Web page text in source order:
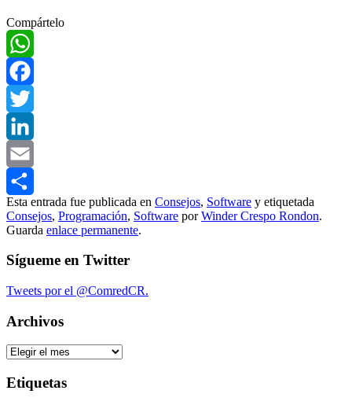
Compártelo
WhatsApp
Facebook
Twitter
LinkedIn
Email
Compartir
Esta entrada fue publicada en Consejos, Software y etiquetada
Consejos, Programación, Software porWinder Crespo Rondon.
Guarda enlace permanente.
Sígueme en Twitter
Tweets por el @ComredCR.
Archivos
Archivos
Etiquetas